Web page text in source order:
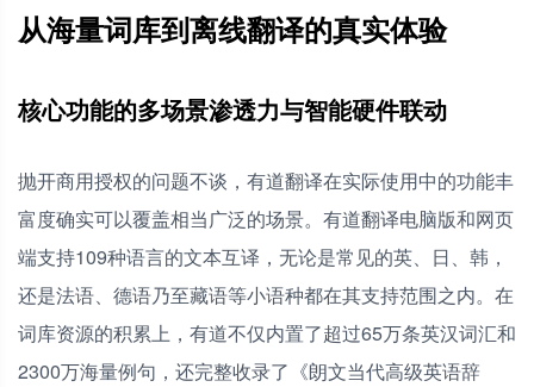
从海量词库到离线翻译的真实体验
核心功能的多场景渗透力与智能硬件联动
抛开商用授权的问题不谈，有道翻译在实际使用中的功能丰
富度确实可以覆盖相当广泛的场景。有道翻译电脑版和网页
端支持109种语言的文本互译，无论是常见的英、日、韩，
还是法语、德语乃至藏语等小语种都在其支持范围之内。在
词库资源的积累上，有道不仅内置了超过65万条英汉词汇和
2300万海量例句，还完整收录了《朗文当代高级英语辞